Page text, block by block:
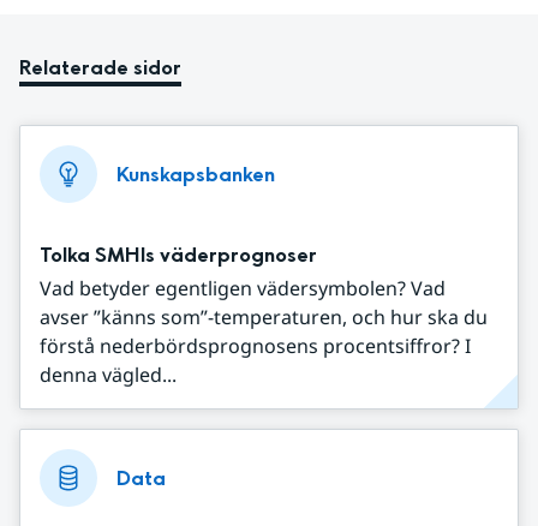
Relaterade sidor
Kunskapsbanken
Tolka SMHIs väderprognoser
Vad betyder egentligen vädersymbolen? Vad
avser ”känns som”-temperaturen, och hur ska du
förstå nederbördsprognosens procentsiffror? I
denna vägled...
Data